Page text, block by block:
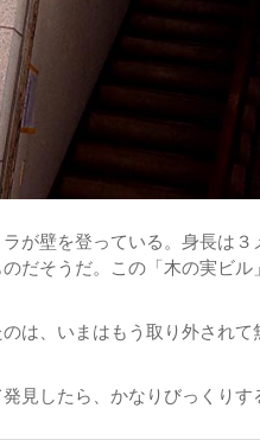
が壁を登っている。身長は
だそうだ。この「木の実ビ
は、いまはもう取り外され
見したら、かなりびっくりす